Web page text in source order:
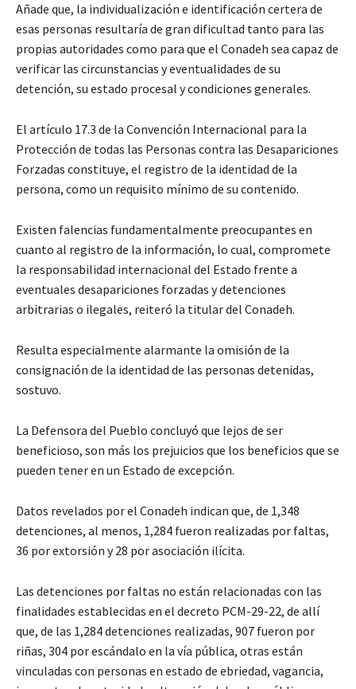
Añade que, la individualización e identificación certera de
esas personas resultaría de gran dificultad tanto para las
propias autoridades como para que el Conadeh sea capaz de
verificar las circunstancias y eventualidades de su
detención, su estado procesal y condiciones generales.
El artículo 17.3 de la Convención Internacional para la
Protección de todas las Personas contra las Desapariciones
Forzadas constituye, el registro de la identidad de la
persona, como un requisito mínimo de su contenido.
Existen falencias fundamentalmente preocupantes en
cuanto al registro de la información, lo cual, compromete
la responsabilidad internacional del Estado frente a
eventuales desapariciones forzadas y detenciones
arbitrarias o ilegales, reiteró la titular del Conadeh.
Resulta especialmente alarmante la omisión de la
consignación de la identidad de las personas detenidas,
sostuvo.
La Defensora del Pueblo concluyó que lejos de ser
beneficioso, son más los prejuicios que los beneficios que se
pueden tener en un Estado de excepción.
Datos revelados por el Conadeh indican que, de 1,348
detenciones, al menos, 1,284 fueron realizadas por faltas,
36 por extorsión y 28 por asociación ilícita.
Las detenciones por faltas no están relacionadas con las
finalidades establecidas en el decreto PCM-29-22, de allí
que, de las 1,284 detenciones realizadas, 907 fueron por
riñas, 304 por escándalo en la vía pública, otras están
vinculadas con personas en estado de ebriedad, vagancia,